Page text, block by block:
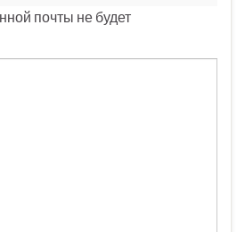
почты не будет